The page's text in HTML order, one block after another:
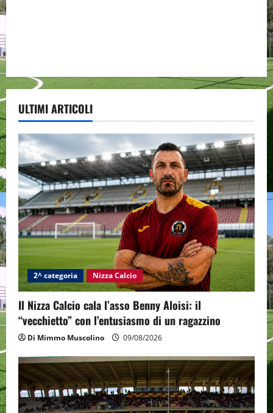
ULTIMI ARTICOLI
2^ categoria Nizza Calcio
Il Nizza Calcio cala l’asso Benny Aloisi: il
“vecchietto” con l’entusiasmo di un ragazzino
Di Mimmo Muscolino 09/08/2026